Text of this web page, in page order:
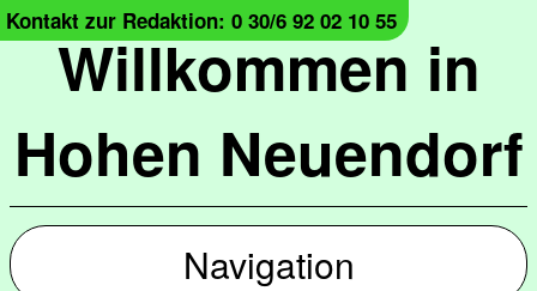
Willkommen in
Hohen Neuendorf
Kontakt zur Redaktion: 0 30/6 92 02 10 55
Navigation